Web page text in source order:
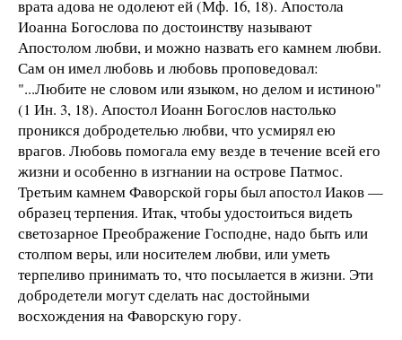
врата адова не одолеют ей (Мф. 16, 18). Апостола
Иоанна Богослова по достоинству называют
Апостолом любви, и можно назвать его камнем любви.
Сам он имел любовь и любовь проповедовал:
"...Любите не словом или языком, но делом и истиною"
(1 Ин. 3, 18). Апостол Иоанн Богослов настолько
проникся добродетелью любви, что усмирял ею
врагов. Любовь помогала ему везде в течение всей его
жизни и особенно в изгнании на острове Патмос.
Третьим камнем Фаворской горы был апостол Иаков —
образец терпения. Итак, чтобы удостоиться видеть
светозарное Преображение Господне, надо быть или
столпом веры, или носителем любви, или уметь
терпеливо принимать то, что посылается в жизни. Эти
добродетели могут сделать нас достойными
восхождения на Фаворскую гору.